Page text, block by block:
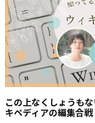
この上なくしょうも
キペディアの編集合戦